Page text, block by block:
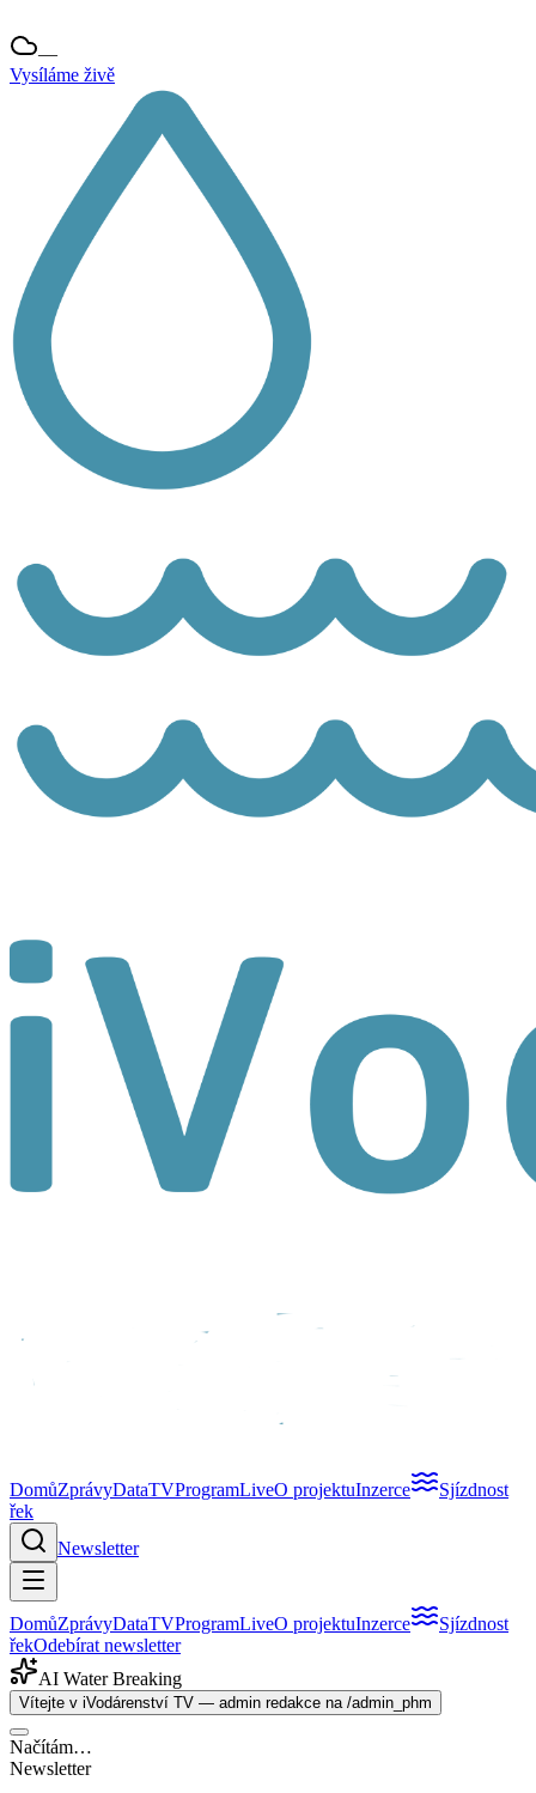
—
Vysíláme živě
DomůZprávyDataTVProgramLiveO projektuInzerce
Sjízdnost
řek
Newsletter
DomůZprávyDataTVProgramLiveO projektuInzerce
Sjízdnost
řekOdebírat newsletter
AI Water Breaking
Vítejte v iVodárenství TV — admin redakce na /admin_phm
Načítám…
Newsletter